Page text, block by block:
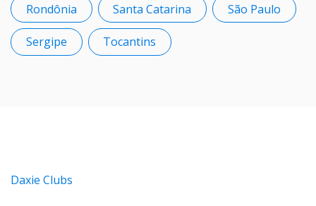
Rondônia Santa Catarina São Paulo
Sergipe Tocantins
Daxie Clubs